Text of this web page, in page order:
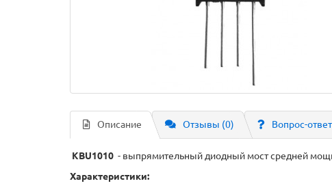
Описание Отзывы (0) Вопрос-ответ
KBU1010 - выпрямительный диодный мост средней
Характеристики: